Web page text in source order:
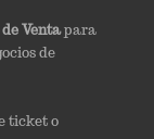
Ventapara
de
ticket o